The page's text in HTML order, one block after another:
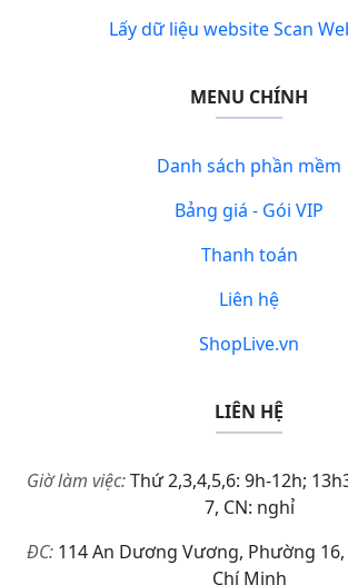
Lấy dữ liệu website Scan
MENU CHÍNH
Danh sách phần mềm
Bảng giá - Gói VIP
Thanh toán
Liên hệ
ShopLive.vn
LIÊN HỆ
Giờ làm việc:Thứ 2,3,4,5,6: 9h-12h;
7, CN: nghỉ
ĐC: 114 An Dương Vương, Phường 16,
Chí Minh